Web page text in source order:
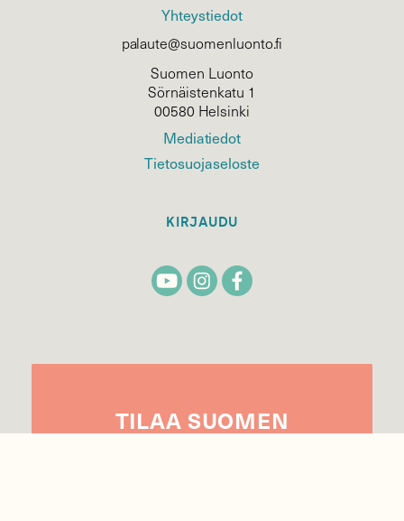
Yhteystiedot
palaute@suomenluonto.fi
Suomen Luonto
Sörnäistenkatu 1
00580 Helsinki
Mediatiedot
Tietosuojaseloste
KIRJAUDU
TILAA SUOMEN
LUONNONUUTIS­KIRJE